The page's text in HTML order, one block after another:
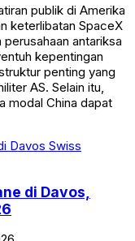
publik di Amerika
keterlibatan SpaceX
antariksa
kepentingan
penting yang
AS. Selain itu,
modal China dapat
di Davos,